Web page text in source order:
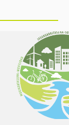
MUGIKORTASUN
FOROA
Partekatu
erronkak,